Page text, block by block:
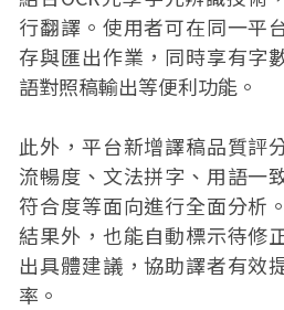
行翻譯。使用者可在同一平
存與匯出作業，同時享有字
語對照稿輸出等便利功能。
此外，平台新增譯稿品質評
流暢度、文法拼字、用語一
符合度等面向進行全面分析
結果外，也能自動標示待修
出具體建議，協助譯者有效
率。